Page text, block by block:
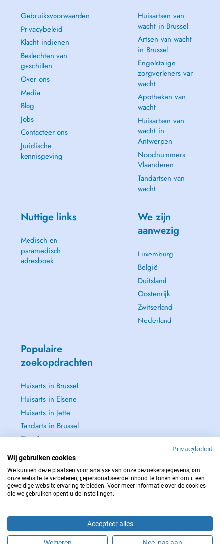
Gebruiksvoorwaarden
Privacybeleid
Klacht indienen
Beslechten van
geschillen
Over ons
Media
Blog
Jobs
Contacteer ons
Juridische
kennisgeving
Huisartsen van
wacht in Brussel
Artsen van wacht
in Brussel
Engelstalige
zorgverleners van
wacht
Apotheken van
wacht
Huisartsen van
wacht in
Antwerpen
Noodnummers
Vlaanderen
Tandartsen van
wacht
Nuttige links
Medisch en
paramedisch
adresboek
We zijn
aanwezig
Luxemburg
België
Duitsland
Oostenrijk
Zwitserland
Nederland
Populaire
zoekopdrachten
Huisarts in Brussel
Huisarts in Elsene
Huisarts in Jette
Tandarts in Brussel
Zie alle →
NEEM IN GEVAL VAN NOOD CONTACT OP MET : 112
Privacybeleid
Wij gebruiken cookies
We kunnen deze plaatsen voor analyse van onze bezoekersgegevens, om
onze website te verbeteren, gepersonaliseerde inhoud te tonen en om u een
geweldige website-ervaring te bieden. Voor meer informatie over de cookies
die we gebruiken opent u de instellingen.
Accepteer alles